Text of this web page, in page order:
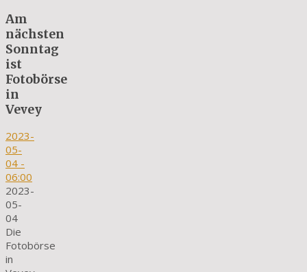
Am
nächsten
Sonntag
ist
Fotobörse
in
Vevey
2023-
05-
04 -
06:00
2023-
05-
04
Die
Fotobörse
in